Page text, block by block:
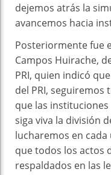
dejemos atrás la
avancemos hacia
Posteriormente fue
Campos Huirache,
PRI, quien indicó
del PRI,
que las
siga viva la división
lucharemos en
que todos los actos
respaldados en las